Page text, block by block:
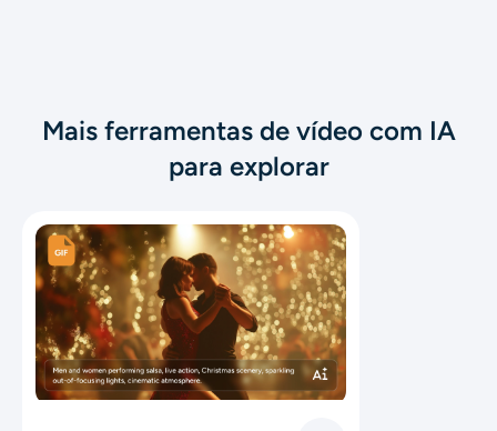
Mais ferramentas de vídeo com IA
para explorar